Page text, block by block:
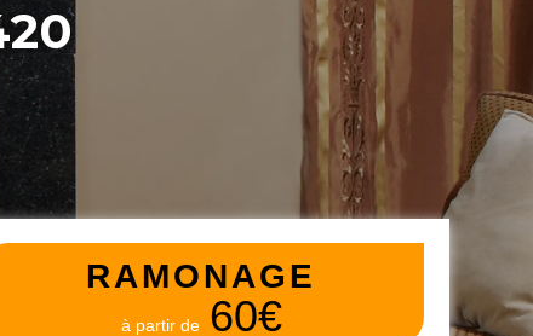
RAMONAGE
à partir de 60€